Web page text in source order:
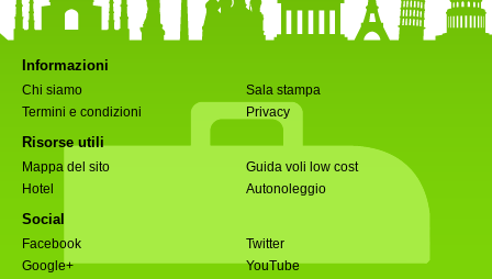
Informazioni
Chi siamo
Sala stampa
Termini e condizioni
Privacy
Risorse utili
Mappa del sito
Guida voli low cost
Hotel
Autonoleggio
Social
Facebook
Twitter
Google+
YouTube